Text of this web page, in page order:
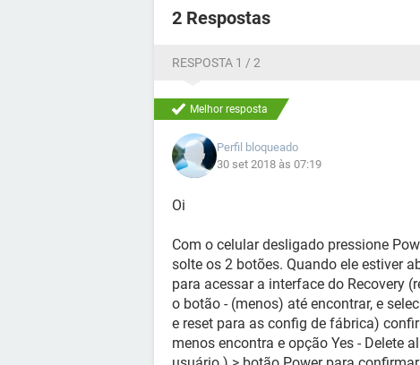
2 Respostas
RESPOSTA 1 / 2
Melhor resposta
Perfil bloqueado
30 set 2018 às 07:19
Oi
Com o celular desligado pressione
solte os 2 botões. Quando ele estiver
para acessar a interface do Recovery
o botão - (menos) até encontrar, e
e reset para as config de fábrica)
menos encontra e opção Yes - Delete